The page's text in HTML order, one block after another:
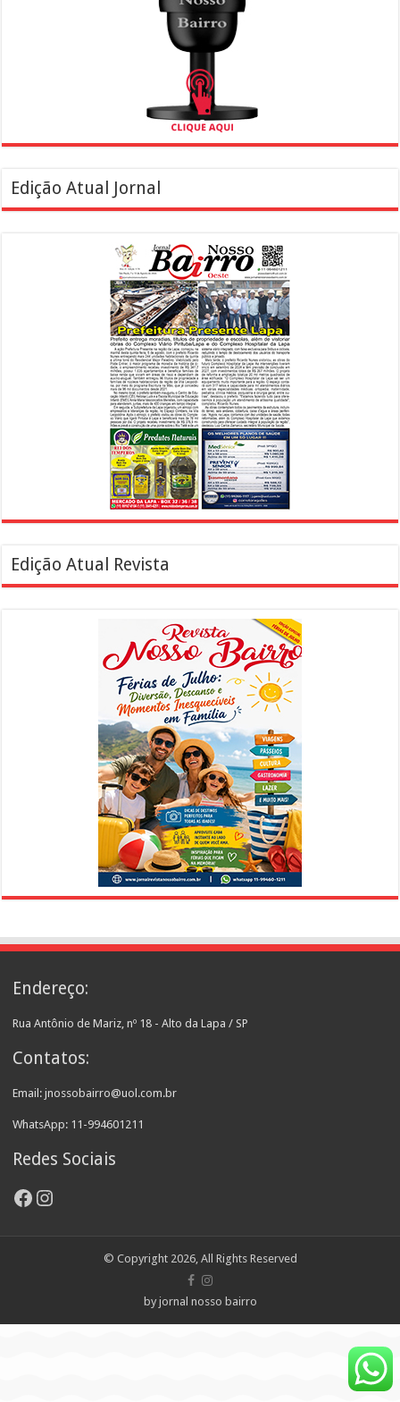
Edição Atual Jornal
Edição Atual Revista
Endereço:
Rua Antônio de Mariz, nº 18 - Alto da Lapa / SP
Contatos:
Email: jnossobairro@uol.com.br
WhatsApp: 11-994601211
Redes Sociais
Facebook
Instagram
© Copyright 2026, All Rights Reserved
by jornal nosso bairro